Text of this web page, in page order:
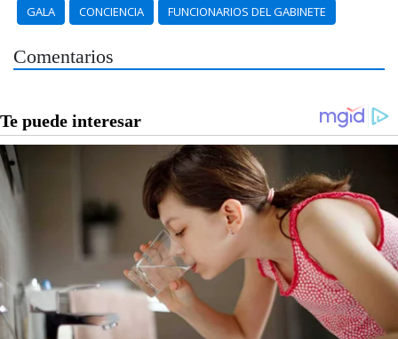
GALA CONCIENCIA FUNCIONARIOS DEL GABINETE
Comentarios